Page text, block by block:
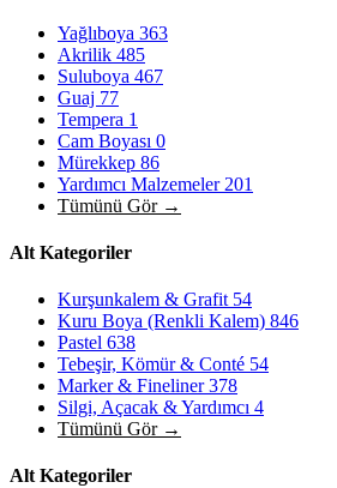
Yağlıboya 363
Akrilik 485
Suluboya 467
Guaj 77
Tempera 1
Cam Boyası 0
Mürekkep 86
Yardımcı Malzemeler 201
Tümünü Gör →
Alt Kategoriler
Kurşunkalem & Grafit 54
Kuru Boya (Renkli Kalem) 846
Pastel 638
Tebeşir, Kömür & Conté 54
Marker & Fineliner378
Silgi, Açacak & Yardımcı 4
Tümünü Gör →
Alt Kategoriler